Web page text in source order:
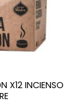
X12 INCIENSO